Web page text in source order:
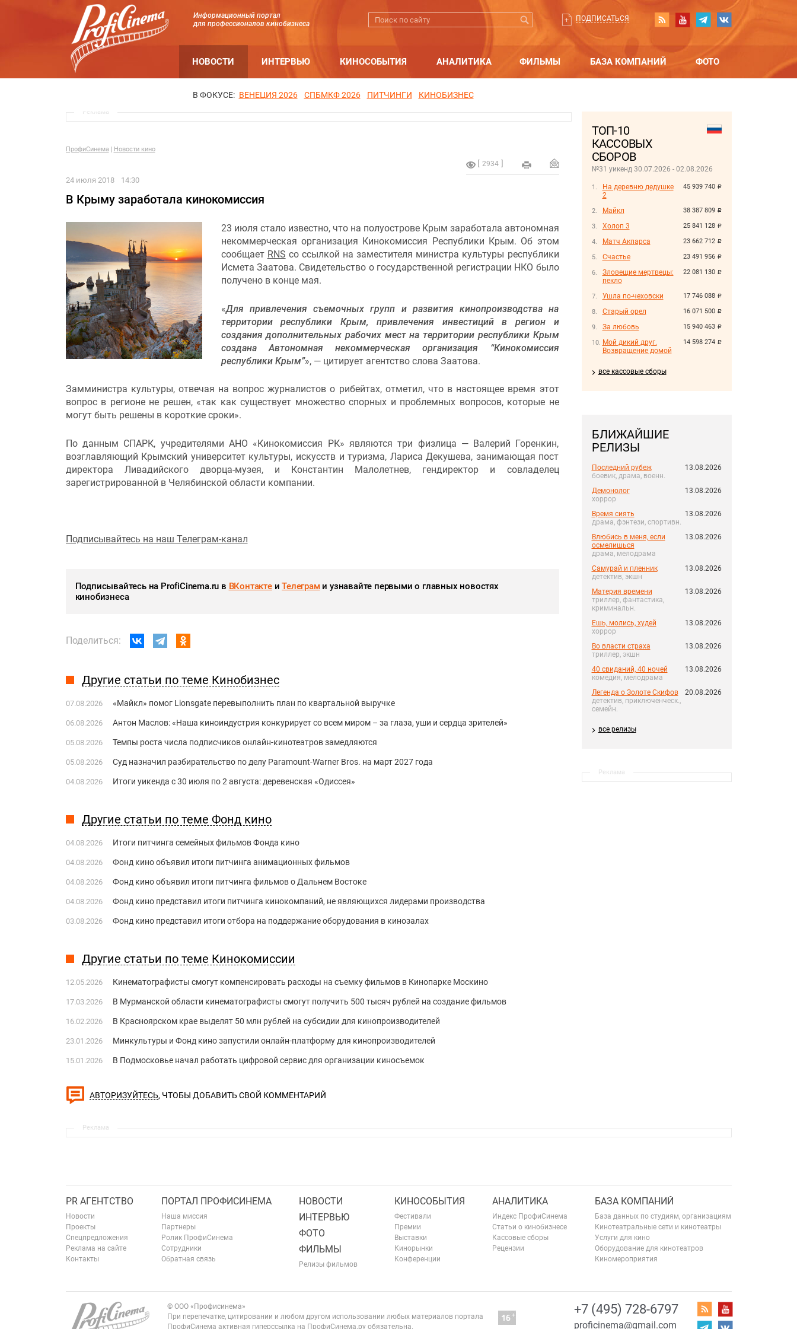
Информационный портал
для профессионалов кинобизнеса
ПОДПИСАТЬСЯ
НОВОСТИ ИНТЕРВЬЮ КИНОСОБЫТИЯ АНАЛИТИКА ФИЛЬМЫ БАЗА КОМПАНИЙ ФОТО
В ФОКУСЕ: ВЕНЕЦИЯ 2026 СПБМКФ 2026 ПИТЧИНГИ КИНОБИЗНЕС
ТОП-10
КАССОВЫХ
СБОРОВ
№31 уикенд 30.07.2026 - 02.08.2026
45 939 740 руб.
На деревню дедушке
2
38 387 809 руб.
Майкл
25 841 128 руб.
Холоп 3
23 662 712 руб.
Матч Акпарса
23 491 956 руб.
Счастье
22 081 130 руб.
Зловещие мертвецы:
пекло
17 746 088 руб.
Ушла по-чеховски
16 071 500 руб.
Старый орел
15 940 463 руб.
За любовь
14 598 274 руб.
Мой дикий друг.
Возвращение домой
все кассовые сборы
БЛИЖАЙШИЕ
РЕЛИЗЫ
Последний рубеж
боевик, драма, военн.
13.08.2026
Демонолог
хоррор
13.08.2026
Время сиять
драма, фэнтези, спортивн.
13.08.2026
Влюбись в меня, если
осмелишься
драма, мелодрама
13.08.2026
Самурай и пленник
детектив, экшн
13.08.2026
Материя времени
триллер, фантастика,
криминальн.
13.08.2026
Ешь, молись, худей
хоррор
13.08.2026
Во власти страха
триллер, экшн
13.08.2026
40 свиданий, 40 ночей
комедия, мелодрама
13.08.2026
Легенда о Золоте Скифов
детектив, приключенческ.,
семейн.
20.08.2026
все релизы
Реклама
Реклама
ПрофиСинема Новости кино
2934
24 июля 2018 14:30
В Крыму заработала кинокомиссия
23 июля стало известно, что на полуострове Крым заработала автономная
некоммерческая организация Кинокомиссия Республики Крым. Об этом
сообщает RNS со ссылкой на заместителя министра культуры республики
Исмета Заатова. Свидетельство о государственной регистрации НКО было
получено в конце мая.
«Для привлечения съемочных групп и развития кинопроизводства на
территории республики Крым, привлечения инвестиций в регион и
создания дополнительных рабочих мест на территории республики Крым
создана Автономная некоммерческая организация “Кинокомиссия
республики Крым”», — цитирует агентство слова Заатова.
Замминистра культуры, отвечая на вопрос журналистов о рибейтах, отметил, что в настоящее время этот
вопрос в регионе не решен, «так как существует множество спорных и проблемных вопросов, которые не
могут быть решены в короткие сроки».
По данным СПАРК, учредителями АНО «Кинокомиссия РК» являются три физлица — Валерий Горенкин,
возглавляющий Крымский университет культуры, искусств и туризма, Лариса Декушева, занимающая пост
директора Ливадийского дворца-музея, и Константин Малолетнев, гендиректор и совладелец
зарегистрированной в Челябинской области компании.
Подписывайтесь на наш Телеграм-канал
Подписывайтесь на ProfiCinema.ru в ВКонтактеиТелеграми узнавайте первыми о главных новостях
кинобизнеса
Поделиться:
Другие статьи по теме Кинобизнес
07.08.2026 «Майкл» помог Lionsgate перевыполнить план по квартальной выручке
06.08.2026 Антон Маслов: «Наша киноиндустрия конкурирует со всем миром – за глаза, уши и сердца зрителей»
05.08.2026 Темпы роста числа подписчиков онлайн-кинотеатров замедляются
05.08.2026 Суд назначил разбирательство по делу Paramount-Warner Bros. на март 2027 года
04.08.2026 Итоги уикенда с 30 июля по 2 августа: деревенская «Одиссея»
Другие статьи по теме Фонд кино
04.08.2026 Итоги питчинга семейных фильмов Фонда кино
04.08.2026 Фонд кино объявил итоги питчинга анимационных фильмов
04.08.2026 Фонд кино объявил итоги питчинга фильмов о Дальнем Востоке
04.08.2026 Фонд кино представил итоги питчинга кинокомпаний, не являющихся лидерами производства
03.08.2026 Фонд кино представил итоги отбора на поддержание оборудования в кинозалах
Другие статьи по теме Кинокомиссии
12.05.2026 Кинематографисты смогут компенсировать расходы на съемку фильмов в Кинопарке Москино
17.03.2026 В Мурманской области кинематографисты смогут получить 500 тысяч рублей на создание фильмов
16.02.2026 В Красноярском крае выделят 50 млн рублей на субсидии для кинопроизводителей
23.01.2026 Минкультуры и Фонд кино запустили онлайн-платформу для кинопроизводителей
15.01.2026 В Подмосковье начал работать цифровой сервис для организации киносъемок
АВТОРИЗУЙТЕСЬ, ЧТОБЫ ДОБАВИТЬ СВОЙ КОММЕНТАРИЙ
Реклама
PR АГЕНТСТВО
Новости
Проекты
Спецпредложения
Реклама на сайте
Контакты
ПОРТАЛ ПРОФИСИНЕМА
Наша миссия
Партнеры
Ролик ПрофиСинема
Сотрудники
Обратная связь
НОВОСТИ
ИНТЕРВЬЮ
ФОТО
ФИЛЬМЫ
Релизы фильмов
КИНОСОБЫТИЯ
Фестивали
Премии
Выставки
Кинорынки
Конференции
АНАЛИТИКА
Индекс ПрофиСинема
Статьи о кинобизнесе
Кассовые сборы
Рецензии
БАЗА КОМПАНИЙ
База данных по студиям, организациям
Кинотеатральные сети и кинотеатры
Услуги для кино
Оборудование для кинотеатров
Киномероприятия
+7 (495) 728-6797
proficinema@gmail.com
© ООО «Профисинема»
При перепечатке, цитировании и любом другом использовании любых материалов портала
ПрофиСинема активная гиперссылка на ПрофиСинема.ру обязательна.